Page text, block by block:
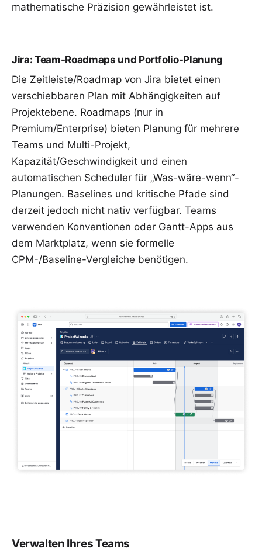
mathematische Präzision gewährleistet ist.
Jira: Team-Roadmaps und Portfolio-Planung
Die Zeitleiste/Roadmap von Jira bietet einen
verschiebbaren Plan mit Abhängigkeiten auf
Projektebene. Roadmaps (nur in
Premium/Enterprise) bieten Planung für mehrere
Teams und Multi-Projekt,
Kapazität/Geschwindigkeit und einen
automatischen Scheduler für „Was-wäre-wenn“-
Planungen. Baselines und kritische Pfade sind
derzeit jedoch nicht nativ verfügbar. Teams
verwenden Konventionen oder Gantt-Apps aus
dem Marktplatz, wenn sie formelle
CPM-/Baseline-Vergleiche benötigen.
Verwalten Ihres Teams